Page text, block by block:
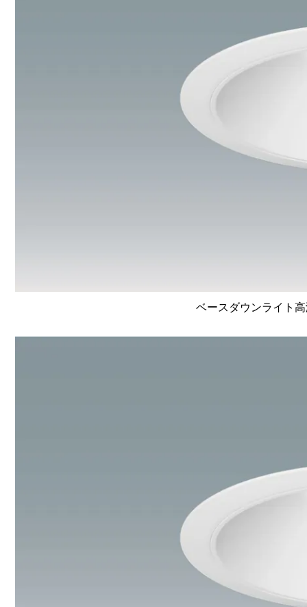
ベースダウンライト